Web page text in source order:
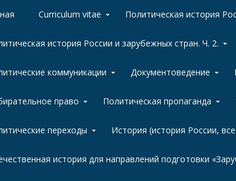
Curriculum vitae Политическая история
история России и зарубежных стран. Ч. 2.
коммуникации Документоведение
право Политическая пропаганда
переходы История (история России,
история для направлений подготовки